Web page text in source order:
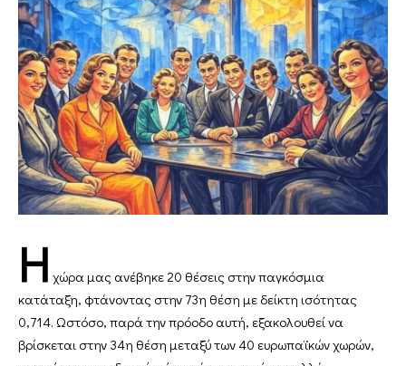
Η χώρα μας ανέβηκε 20 θέσεις στην παγκόσμια
κατάταξη, φτάνοντας στην 73η θέση με δείκτη ισότητας
0,714. Ωστόσο, παρά την πρόοδο αυτή, εξακολουθεί να
βρίσκεται στην 34η θέση μεταξύ των 40 ευρωπαϊκών χωρών,